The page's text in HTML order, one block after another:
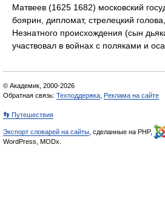
Матвеев (1625 1682) московский
боярин, дипломат, стрелецкий
Незнатного происхождения (сын
участвовал в войнах с поляками и
© Академик, 2000-2026
Обратная связь: Техподдержка Реклама на сайте
👣 Путешествия
Экспорт словарей на сайты , сделанные на PHP,
WordPress, MODx.